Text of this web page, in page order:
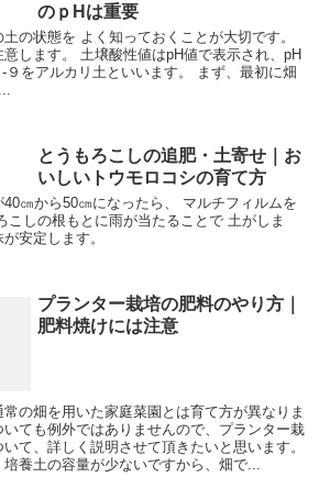
のｐHは重要
の状態を よく知っておくことが大切です。
します。 土壌酸性値はpH値で表示され、pH
９をアルカリ土といいます。 まず、最初に畑
とうもろこしの追肥・土寄せ｜お
いしいトウモロコシの育て方
㎝から50㎝になったら、 マルチフィルムを
こしの根もとに雨が当たることで 土がしま
安定します。
プランター栽培の肥料のやり方｜
肥料焼けには注意
の畑を用いた家庭菜園とは育て方が異なりま
ても例外ではありませんので、プランター栽
て、詳しく説明させて頂きたいと思います。
養土の容量が少ないですから、畑で...